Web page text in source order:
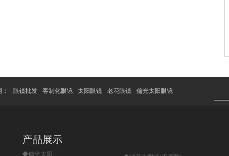
眼镜批发 客制化眼镜 太阳眼镜 老花眼镜 偏光太阳眼镜
产品展示
◆偏光太阳